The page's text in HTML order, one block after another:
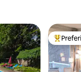
hóspedes Entre